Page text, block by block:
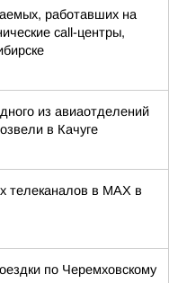
работавших на
call-центры,
из авиаотделений
в Качуге
телеканалов в MAX в
по Черемховскому